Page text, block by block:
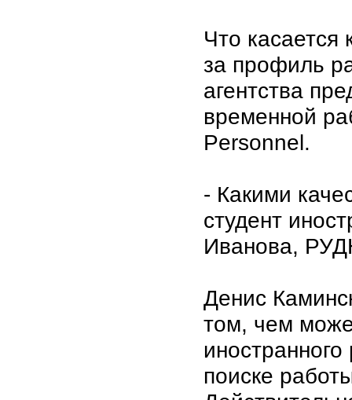
Что касается
за профиль
агентства
временной
Personnel.
- Какими
студент
Иванова,
Денис
том, чем
поиске